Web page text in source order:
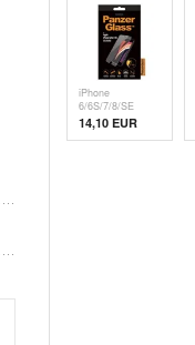
iPhone
6/6S/7/8/SE
(2020)/SE (
14,10 EUR